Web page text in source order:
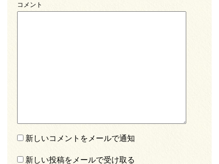
コメント
新しいコメントをメールで通知
新しい投稿をメールで受け取る